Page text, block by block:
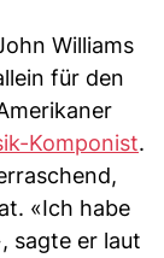
Williams
für den
Komponist.
«Ich habe
sagte er laut